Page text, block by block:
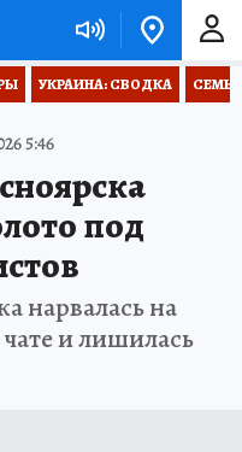
УКРАИНА: СВОДКА
5:46
под
нарвалась на
и лишилась